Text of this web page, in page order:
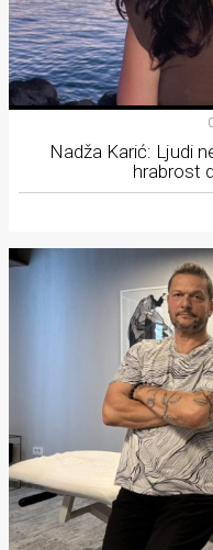
Nadža Karić: Ljudi
hrabrost